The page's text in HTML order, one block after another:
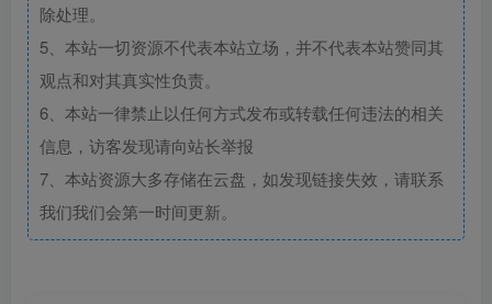
除处理。
5、本站一切资源不代表本站立场，并不代表本站赞同其
观点和对其真实性负责。
6、本站一律禁止以任何方式发布或转载任何违法的相关
信息，访客发现请向站长举报
7、本站资源大多存储在云盘，如发现链接失效，请联系
我们我们会第一时间更新。